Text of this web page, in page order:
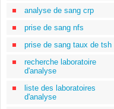
analyse de sang crp
prise de sang nfs
prise de sang taux de tsh
recherche laboratoire
d'analyse
liste des laboratoires
d'analyse